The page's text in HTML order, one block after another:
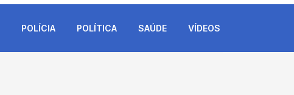
POLÍCIA POLÍTICA SAÚDE VÍDEOS